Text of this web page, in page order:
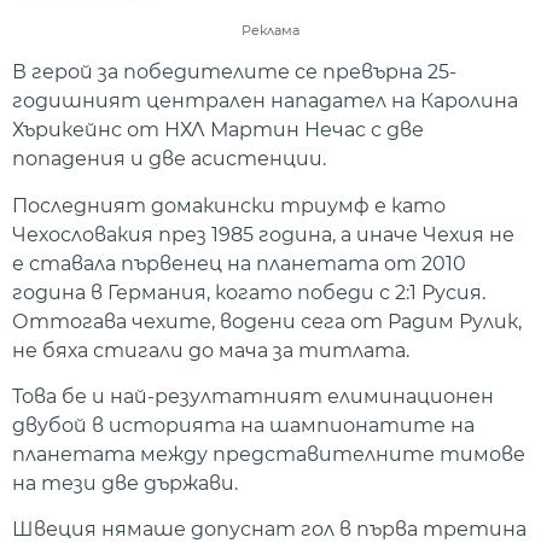
Реклама
В герой за победителите се превърна 25-
годишният централен нападател на Каролина
Хърикейнс от НХЛ Мартин Нечас с две
попадения и две асистенции.
Последният домакински триумф е като
Чехословакия през 1985 година, а иначе Чехия не
е ставала първенец на планетата от 2010
година в Германия, когато победи с 2:1 Русия.
Оттогава чехите, водени сега от Радим Рулик,
не бяха стигали до мача за титлата.
Това бе и най-резултатният елиминационен
двубой в историята на шампионатите на
планетата между представителните тимове
на тези две държави.
Швеция нямаше допуснат гол в първа третина